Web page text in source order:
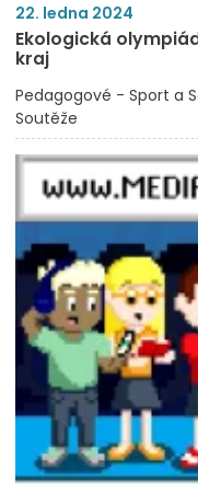
22. ledna 2024
Ekologická
kraj
Pedagogové - Sport a
Soutěže